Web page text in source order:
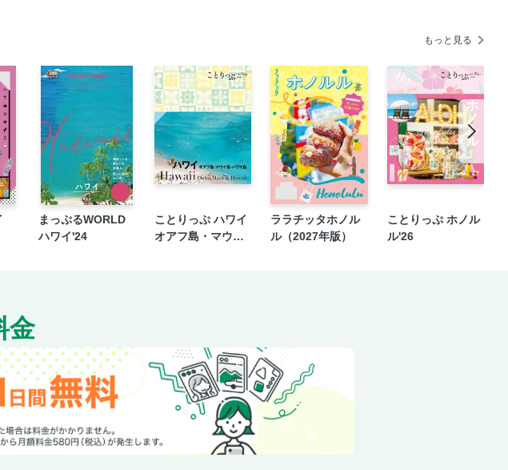
／ハーグ／マウリッツハウス王立美術館／デン・ハーグ美術館
／ハーグ／おすすめスポット
／デルフト／デルフト焼／まだあるスポット
／ユトレヒト／ミッフィーの街／まだあるスポット
／郊外／キンデルダイク／ロッテルダム
／郊外／国立クレラー・ミュラー美術館
／ブリュッセル 基本情報／早わかり
／ブリュッセル 必見スポット／王立美術館
／ブリュッセル 必見スポット／アールヌーヴォー建築さんぽ
／ブリュッセル 必見スポット／必訪スポット7
／ブリュッセル グルメ／チョコレートコレクション
／ブリュッセル グルメ／ベルギーワッフル×カフェ
／ブリュッセル グルメ／ベルギービール
／ブリュッセル グルメ／ベルギー料理
もっと見る
まっぷるWORLD
ハワイ'24
ことりっぷ ハワイ
オアフ島・マウイ
ララチッタホノル
ル（2027年版）
ことりっぷ ホノル
ル'26
金